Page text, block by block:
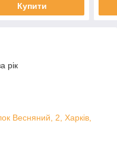
Купити
рік
Весняний, 2, Харків,